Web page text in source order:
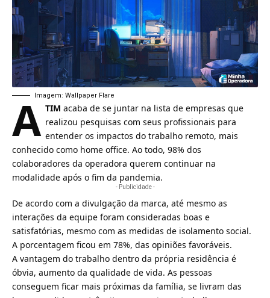
Imagem: Wallpaper Flare
A TIM acaba de se juntar na lista de empresas que
realizou pesquisas com seus profissionais para
entender os impactos do trabalho remoto, mais
conhecido como home office. Ao todo, 98% dos
colaboradores da operadora querem continuar na
modalidade após o fim da pandemia.
- Publicidade -
De acordo com a divulgação da marca, até mesmo as
interações da equipe foram consideradas boas e
satisfatórias, mesmo com as medidas de isolamento social.
A porcentagem ficou em 78%, das opiniões favoráveis.
A vantagem do trabalho dentro da própria residência é
óbvia, aumento da qualidade de vida. As pessoas
conseguem ficar mais próximas da família, se livram das